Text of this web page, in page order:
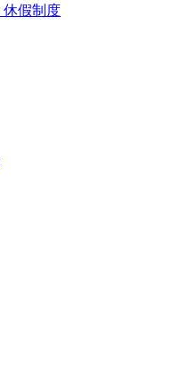
休假制度